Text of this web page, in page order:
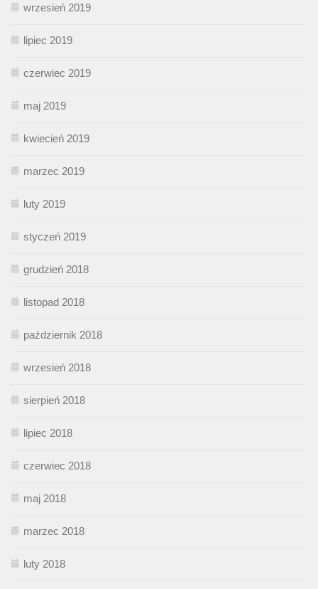
wrzesień 2019
lipiec 2019
czerwiec 2019
maj 2019
kwiecień 2019
marzec 2019
luty 2019
styczeń 2019
grudzień 2018
listopad 2018
październik 2018
wrzesień 2018
sierpień 2018
lipiec 2018
czerwiec 2018
maj 2018
marzec 2018
luty 2018